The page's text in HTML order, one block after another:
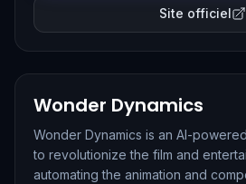
Site officiel
Wonder Dynamics
Wonder Dynamics is an AI-
to revolutionize the film and
automating the animation and